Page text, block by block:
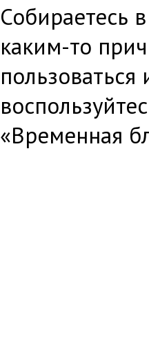
Собираетесь
каким-то
пользоваться
«Временная